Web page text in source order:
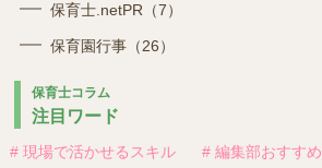
保育士.netPR（7）
保育園行事（26）
保育士コラム
注目ワード
# 現場で活かせるスキル # 編集部おすすめ